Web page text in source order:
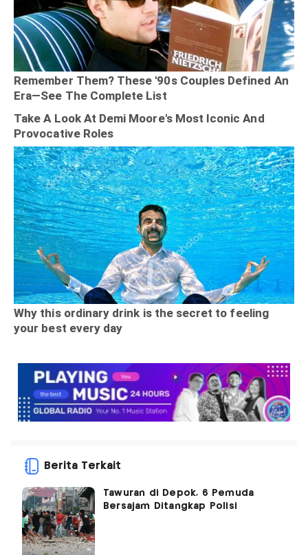
Berita Terkait
Tawuran di Depok, 6 Pemuda
Bersajam Ditangkap Polisi